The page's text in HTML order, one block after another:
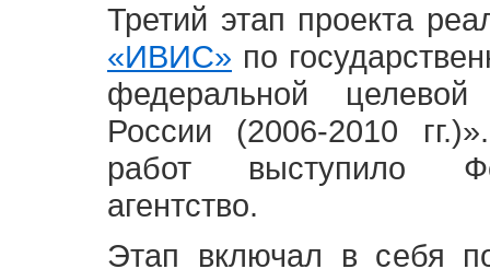
Третий этап проекта
«ИВИС» по
федеральной
России (2006-2010
работ выступило
агентство.
Этап включал в себя